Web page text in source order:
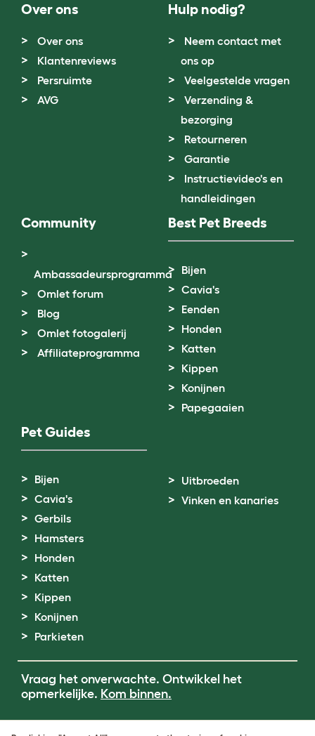
Over ons
Over ons
Klantenreviews
Persruimte
AVG
Hulp nodig?
Neem contact met
ons op
Veelgestelde vragen
Verzending &
bezorging
Retourneren
Garantie
Instructievideo's en
handleidingen
Community
Ambassadeursprogramma
Omlet forum
Blog
Omlet fotogalerij
Affiliateprogramma
Best Pet Breeds
Bijen
Cavia's
Eenden
Honden
Katten
Kippen
Konijnen
Papegaaien
Pet Guides
Bijen
Cavia's
Gerbils
Hamsters
Honden
Katten
Kippen
Konijnen
Parkieten
Uitbroeden
Vinken en kanaries
Vraag het onverwachte. Ontwikkel het
opmerkelijke. Kom binnen.